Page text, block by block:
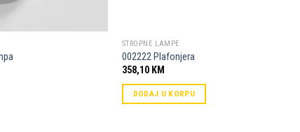
STROPNE LAMPE
002222 Plafonjera
358,10 KM
DODAJ U KORPU